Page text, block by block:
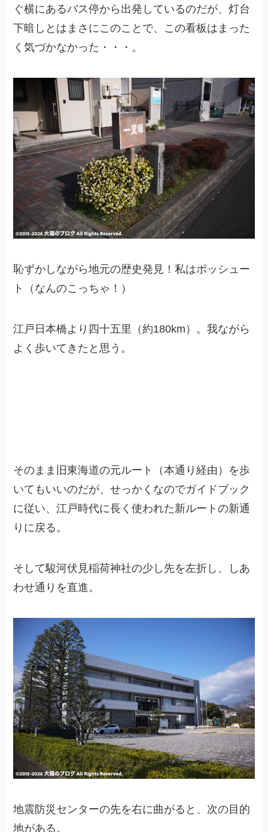
ぐ横にあるバス停から出発しているのだが、灯台
下暗しとはまさにこのことで、この看板はまった
く気づかなかった・・・。
恥ずかしながら地元の歴史発見！私はボッシュー
ト（なんのこっちゃ！）
江戸日本橋より四十五里（約180km）。我ながら
よく歩いてきたと思う。
そのまま旧東海道の元ルート（本通り経由）を歩
いてもいいのだが、せっかくなのでガイドブック
に従い、江戸時代に長く使われた新ルートの新通
りに戻る。
そして駿河伏見稲荷神社の少し先を左折し、しあ
わせ通りを直進。
地震防災センターの先を右に曲がると、次の目的
地がある。